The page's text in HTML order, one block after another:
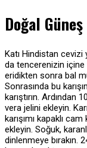
Doğal
Katı Hindistan cevizi
da tencerenizin içine
eridikten sonra bal
Sonrasında bu
karıştırın.
vera jelini ekleyin.
karışımı kapaklı
ekleyin. Soğuk,
dinlenmeye bırakın.